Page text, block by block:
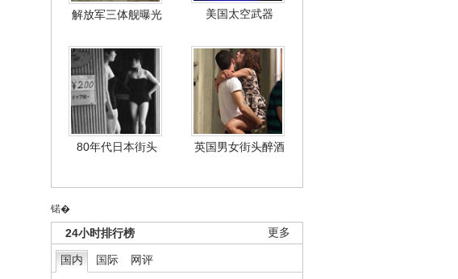
解放军三体舰曝光 美国太空武器
80年代日本街头 英国男女街头醉酒
锘�
更多
24小时排行榜
国内 国际 网评